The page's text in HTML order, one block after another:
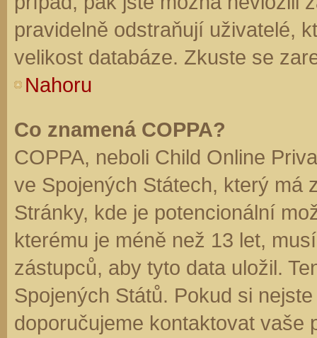
pravidelně odstraňují uživatelé,
velikost databáze. Zkuste se
Nahoru
Co znamená COPPA?
COPPA, neboli Child Online
ve Spojených Státech, který má
Stránky, kde je potencionální
kterému je méně než 13 let,
zástupců, aby tyto data uložil.
Spojených Států. Pokud si
doporučujeme kontaktovat vaše